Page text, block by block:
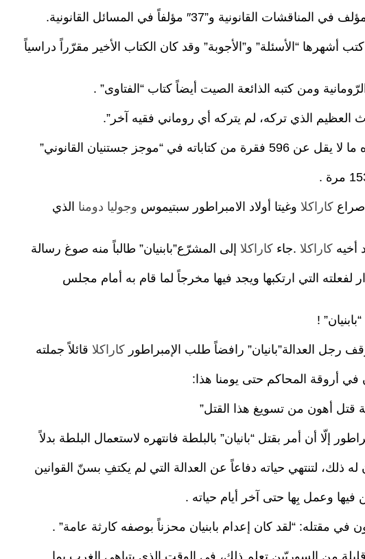
أشهرها “الأسئلة” و”الأجوبة” وقد كان الكتاب الأخير مقرّراً دراسياً
ومن كتبه الذائعة الصيت أيضاً كتاب “الفتاوى” .
العظيم الذي تركه، لم يتركه أي روماني فقيه آخر”.
كتاباته في “موجز جستنيان القانوني”
صراعكاراكلا وغيتا أولاد الامبراطور سبتيموس وجوليا دومنا الذي
أخيهكاراكلا .جاءكاراكلا إلى المشرّع”بابنيان” طالباً منه صوغ رسالة
لفعلته التي ارتكبها ويجد فيها مخرجاً لما قام به أمام مجلس
!
رجل العدالة”بانيان” رافضاً طلب الإمبراطوركاراكلا قائلاً جملته
في أروقة المحاكم حتى يومنا هذا:
قتل أهون من تسويغ هذا القتل”
إلّا أن أمر بقتل “بانيان” بالبلطة فانتهره لاستعمال البلطة بدلاً
ذلك، لتنتهي حياته دفاعاً عن العدالة التي لم يكتفِ بسنّ القوانين
فيها وعمل بِها حتى آخر أيام حياته .
في مقتله: “لقد كان إعدام بابنيان محزناً بوصفه كارثة عامة” .
من السوريّين تعلم ذلك، في الوقت الذي يتباهى الغرب بما